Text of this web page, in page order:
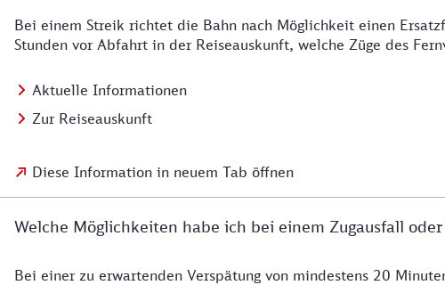
Bei einem Streik richtet die Bahn nach Möglichkeit einen
Stunden vor Abfahrt in der Reiseauskunft, welche Züge des
Aktuelle Informationen
Zur Reiseauskunft
Diese Information in neuem Tab öffnen
Welche Möglichkeiten habe ich bei einem Zugausfall oder
Bei einer zu erwartenden Verspätung von mindestens 20